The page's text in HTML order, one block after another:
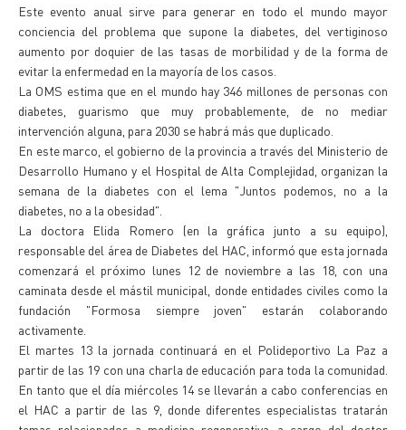
Este evento anual sirve para generar en todo el mundo mayor
conciencia del problema que supone la diabetes, del vertiginoso
aumento por doquier de las tasas de morbilidad y de la forma de
evitar la enfermedad en la mayoría de los casos.
La OMS estima que en el mundo hay 346 millones de personas con
diabetes, guarismo que muy probablemente, de no mediar
intervención alguna, para 2030 se habrá más que duplicado.
En este marco, el gobierno de la provincia a través del Ministerio de
Desarrollo Humano y el Hospital de Alta Complejidad, organizan la
semana de la diabetes con el lema "Juntos podemos, no a la
diabetes, no a la obesidad".
La doctora Elida Romero (en la gráfica junto a su equipo),
responsable del área de Diabetes del HAC, informó que esta jornada
comenzará el próximo lunes 12 de noviembre a las 18, con una
caminata desde el mástil municipal, donde entidades civiles como la
fundación "Formosa siempre joven" estarán colaborando
activamente.
El martes 13 la jornada continuará en el Polideportivo La Paz a
partir de las 19 con una charla de educación para toda la comunidad.
En tanto que el día miércoles 14 se llevarán a cabo conferencias en
el HAC a partir de las 9, donde diferentes especialistas tratarán